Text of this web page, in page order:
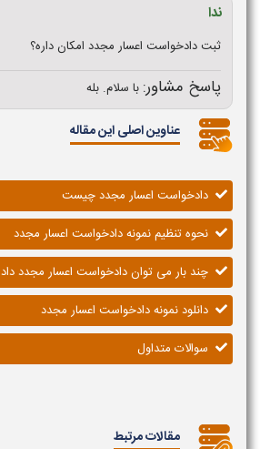
ندا
ثبت دادخواست اعسار مجدد امکان داره؟
پاسخ مشاور: با سلام. بله
عناوین اصلی این مقاله
دادخواست اعسار مجدد چیست
نحوه تنظیم نمونه دادخواست اعسار مجدد
چند بار می توان دادخواست اعسار مجدد داد
دانلود نمونه دادخواست اعسار مجدد
سوالات متداول
مقالات مرتبط